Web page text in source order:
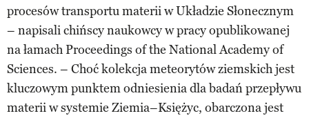
procesów transportu materii w Układzie Słonecznym
– napisali chińscy naukowcy w pracy opublikowanej
na łamach Proceedings of the National Academy of
Sciences. – Choć kolekcja meteorytów ziemskich jest
kluczowym punktem odniesienia dla badań przepływu
materii w systemie Ziemia–Księżyc, obarczona jest